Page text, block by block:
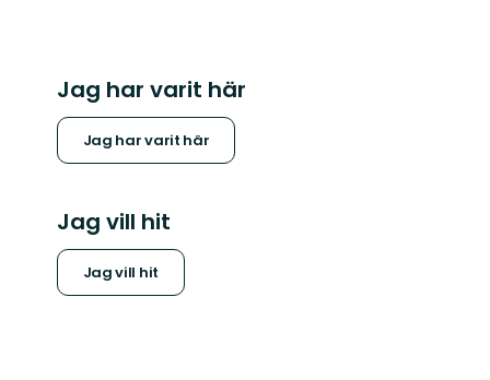
Jag har varit här
Jag har varit här
Jag vill hit
Jag vill hit